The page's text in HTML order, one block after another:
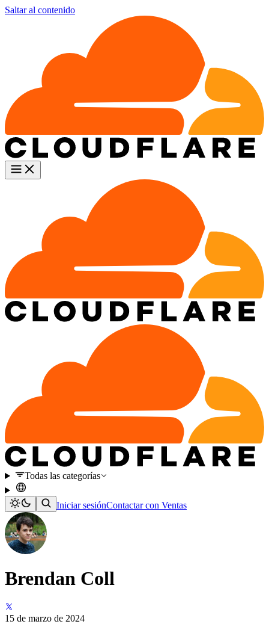
Saltar al contenido
Todas las categorías
Iniciar sesiónContactar con Ventas
Brendan Coll
15 de marzo de 2024